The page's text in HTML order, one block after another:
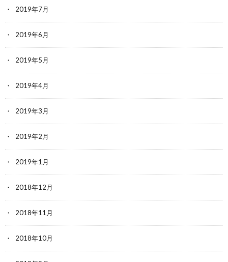
2019年7月
2019年6月
2019年5月
2019年4月
2019年3月
2019年2月
2019年1月
2018年12月
2018年11月
2018年10月